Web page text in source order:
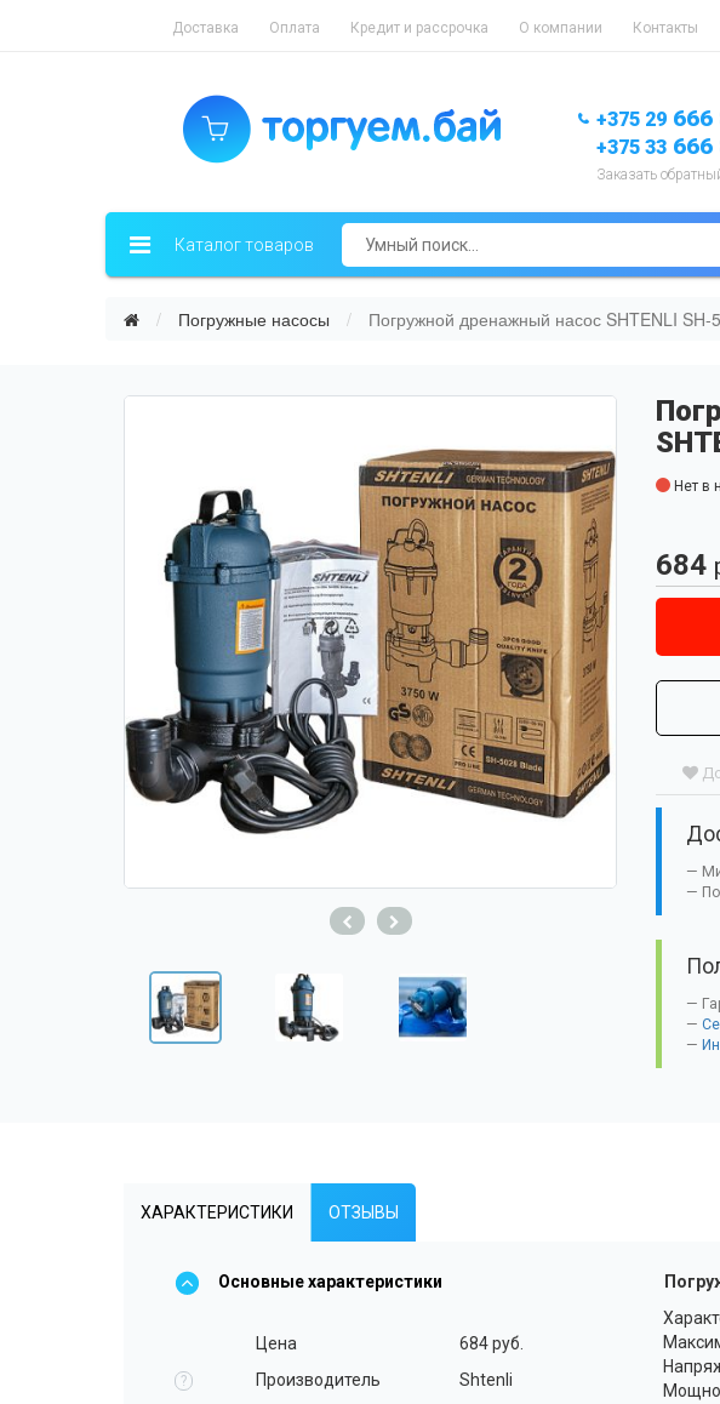
Доставка Оплата Кредит и рассрочка О компании Контакты
+375 29 666
+375 33 666
Заказать
Каталог товаров
Погружные насосы Погружной дренажный насос SHTENLI SH-
Нет в
684
ХАРАКТЕРИСТИКИ ОТЗЫВЫ
Основные характеристики
Цена 684 руб.
? Производитель
Shtenli